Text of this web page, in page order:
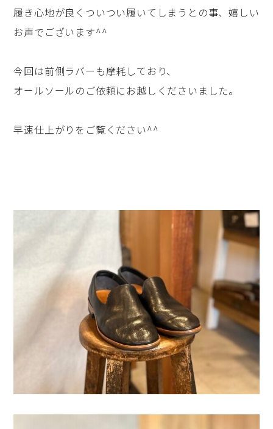
履き心地が良くついつい履いてしまうとの事、嬉しい
お声でございます^^
今回は前側ラバーも摩耗しており、
オールソールのご依頼にお越しくださいました。
早速仕上がりをご覧ください^^